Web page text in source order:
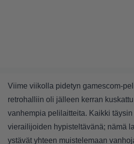
Viime viikolla pidetyn gamescom-
retrohalliin oli jälleen kerran
vanhempia pelilaitteita. Kaikki
vierailijoiden hypisteltävänä; nämä
ystävät yhteen muistelemaan